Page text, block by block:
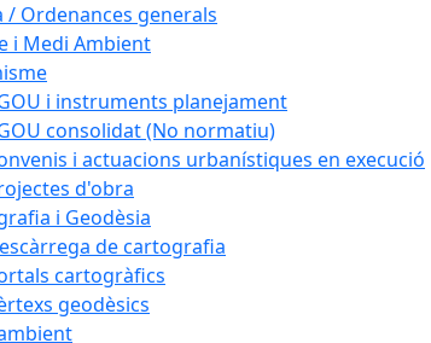
/ Ordenances generals
i Medi Ambient
i instruments planejament
consolidat (No normatiu)
i actuacions urbanístiques en execució
d'obra
i Geodèsia
de cartografia
cartogràfics
geodèsics